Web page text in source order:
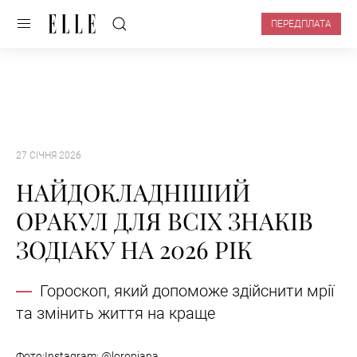
ПЕРЕДПЛАТА
27 СІЧНЯ 2026
НАЙДОКЛАДНІШИЙ
ОРАКУЛ ДЛЯ ВСІХ ЗНАКІВ
ЗОДІАКУ НА 2026 РІК
Гороскоп, який допоможе здійснити мрії
та змінить життя на краще